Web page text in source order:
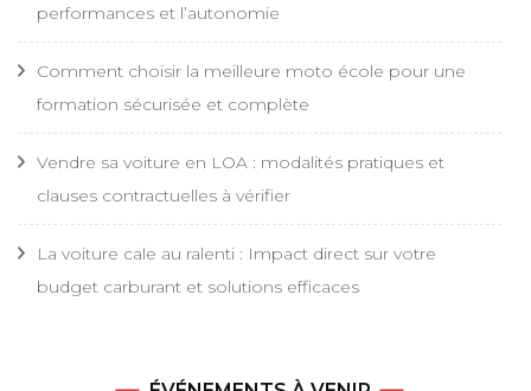
performances et l’autonomie
Comment choisir la meilleure moto école pour une
formation sécurisée et complète
Vendre sa voiture en LOA : modalités pratiques et
clauses contractuelles à vérifier
La voiture cale au ralenti : Impact direct sur votre
budget carburant et solutions efficaces